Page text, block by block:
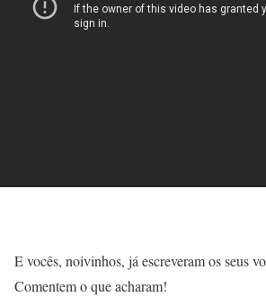
E vocês, noivinhos, já escreveram os seus
Comentem o que acharam!